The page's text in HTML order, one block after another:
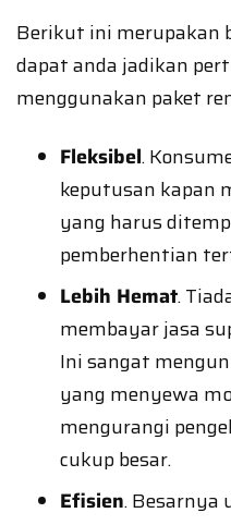
Berikut ini merupakan
dapat anda jadikan
menggunakan paket
Fleksibel.
keputusan kapan
yang harus
pemberhentian
Lebih Hemat.
membayar jasa
Ini sangat
yang menyewa
mengurangi
cukup besar.
Efisien. Besarnya